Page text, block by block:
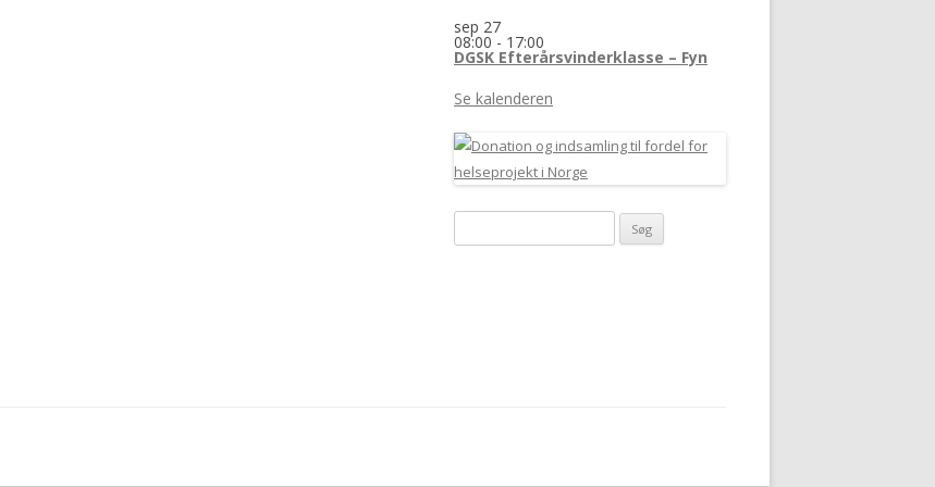
sep 27
08:00 - 17:00
DGSK Efterårsvinderklasse – Fyn
Se kalenderen
efter: